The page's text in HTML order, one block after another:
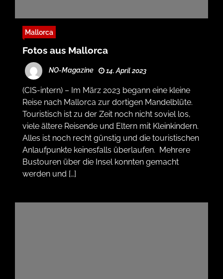
Mallorca
Fotos aus Mallorca
NO-Magazine 14. April 2023
(CIS-intern) – Im März 2023 begann eine kleine
Reise nach Mallorca zur dortigen Mandelblüte.
Touristisch ist zu der Zeit noch nicht soviel los,
viele ältere Reisende und Eltern mit Kleinkindern.
Alles ist noch recht günstig und die touristischen
Anlaufpunkte keinesfalls überlaufen. Mehrere
Bustouren über die Insel konnten gemacht
werden und […]